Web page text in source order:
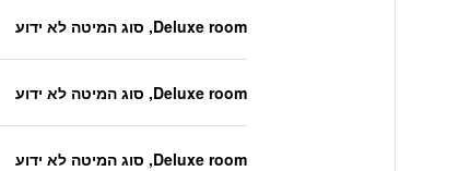
Deluxe room, סוג המיטה לא ידוע
Deluxe room, סוג המיטה לא ידוע
Deluxe room, סוג המיטה לא ידוע